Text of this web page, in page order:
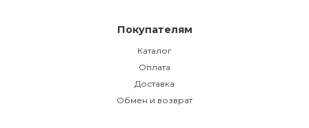
Покупателям
Каталог
Оплата
Доставка
Обмен и возврат